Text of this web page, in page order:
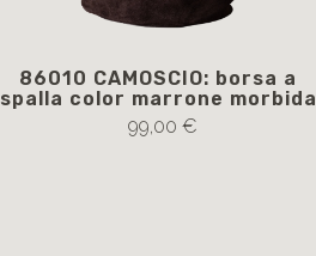
86010 CAMOSCIO: borsa a
spalla color marrone morbida
99,00 €